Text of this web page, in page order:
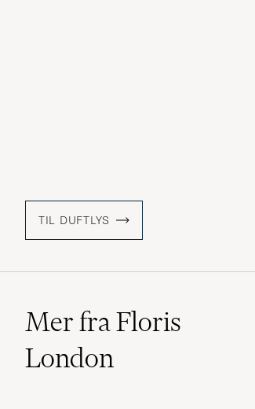
TIL DUFTLYS
Mer fra Floris
London